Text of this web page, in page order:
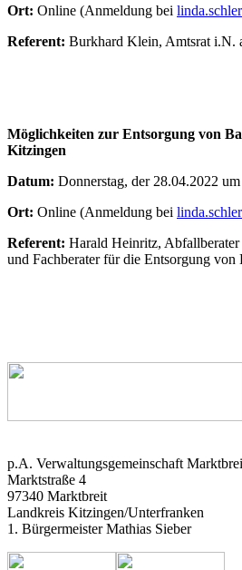
Ort: Online (Anmeldung bei
Referent: Burkhard Klein, Amtsrat i.N.
Möglichkeiten zur Entsorgung von
Kitzingen
Datum: Donnerstag, der 28.04.2022
Ort: Online (Anmeldung bei
Referent: Harald Heinritz,
und Fachberater für die Entsorgung von
p.A. Verwaltungsgemeinschaft
Marktstraße 4
97340 Marktbreit
Landkreis Kitzingen/Unterfranken
1. Bürgermeister Mathias Sieber